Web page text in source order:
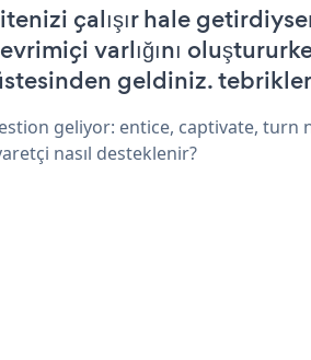
çalışır hale
varlığını
geldiniz.
geliyor: entice, captivate, turn
nasıl desteklenir?